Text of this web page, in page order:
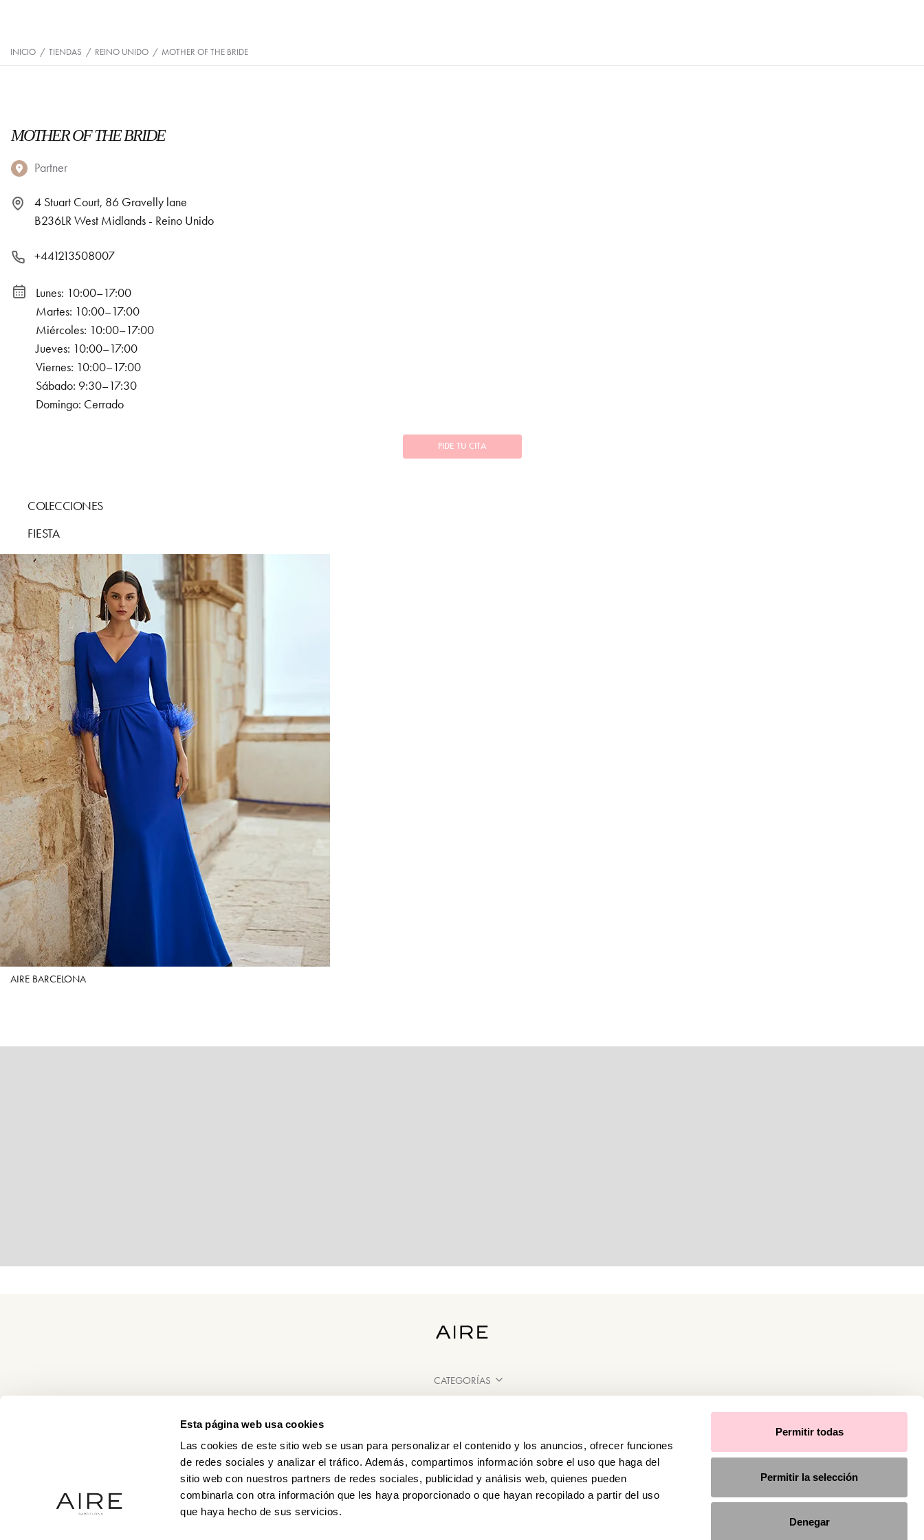
Esta página web usa cookies
Las cookies de este sitio web se usan para personalizar el contenido y los anuncios, ofrecer funciones
de redes sociales y analizar el tráfico. Además, compartimos información sobre el uso que haga del
sitio web con nuestros partners de redes sociales, publicidad y análisis web, quienes pueden
combinarla con otra información que les haya proporcionado o que hayan recopilado a partir del uso
que haya hecho de sus servicios.
Permitir todas
Permitir la selección
Denegar
INICIO / TIENDAS / REINO UNIDO / MOTHER OF THE BRIDE
MOTHER OF THE BRIDE
Partner
4 Stuart Court, 86 Gravelly lane
B236LR West Midlands - Reino Unido
+441213508007
Lunes: 10:00–17:00
Martes: 10:00–17:00
Miércoles: 10:00–17:00
Jueves: 10:00–17:00
Viernes: 10:00–17:00
Sábado: 9:30–17:30
Domingo: Cerrado
PIDE TU CITA
COLECCIONES
FIESTA
AIRE BARCELONA
CATEGORÍAS
PUNTOS DE VENTA